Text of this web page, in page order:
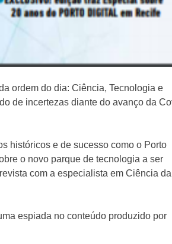
ordem do dia: Ciência, Tecnologia e
de incertezas diante do avanço da
históricos e de sucesso como o Porto
o novo parque de tecnologia a ser
com a especialista em Ciência da
espiada no conteúdo produzido por